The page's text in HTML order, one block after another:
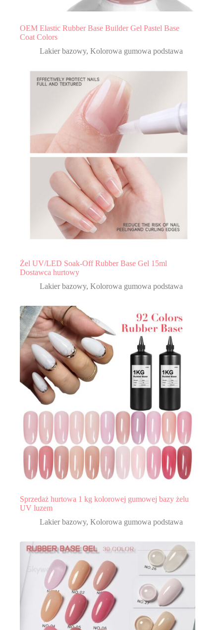
OEM Elastic Rubber Base Builder Gel Pastel Base
Coat Colors
Lakier bazowy, Kolorowa gumowa podstawa
Żel UV/LED Soak-Off Rubber Base Gel 15ml
Dostawca hurtowy
Lakier bazowy, Kolorowa gumowa podstawa
Sprzedaż hurtowa 1 kg kolorowej gumowej bazy żelu
UV luzem
Lakier bazowy, Kolorowa gumowa podstawa